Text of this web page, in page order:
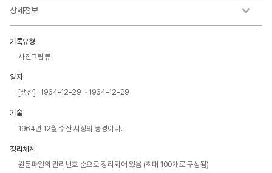
상세정보
기록유형
사진그림류
일자
[생산] 1964-12-29 ~ 1964-12-29
기술
1964년 12월 수산 시장의 풍경이다.
정리체계
원문파일의 관리번호 순으로 정리되어 있음 (최대 100개로 구성됨)